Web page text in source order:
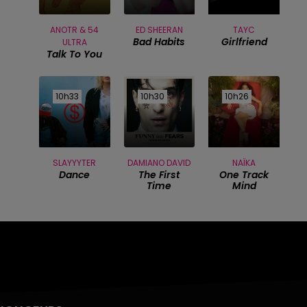
ANOTR & 54
ULTRA
Talk To You
ED SHEERAN
Bad Habits
TAYC
Girlfriend
10h33
10h33
SLAYYYTER
Dance
10h30
10h30
DAMIANO DAVID
The First
Time
10h26
10h26
NAÏKA
One Track
Mind